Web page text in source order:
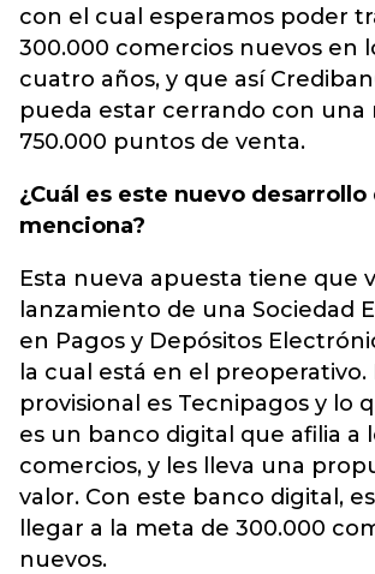
con el cual esperamos poder
300.000 comercios nuevos en
cuatro años, y que así
pueda estar cerrando con una
750.000 puntos de venta.
¿Cuál es este nuevo desarrollo
menciona?
Esta nueva apuesta tiene que
lanzamiento de una Sociedad
en Pagos y Depósitos
la cual está en el
provisional es Tecnipagos y lo
es un banco digital que afilia a
comercios, y les lleva una
valor. Con este banco digital,
llegar a la meta de 300.000
nuevos.